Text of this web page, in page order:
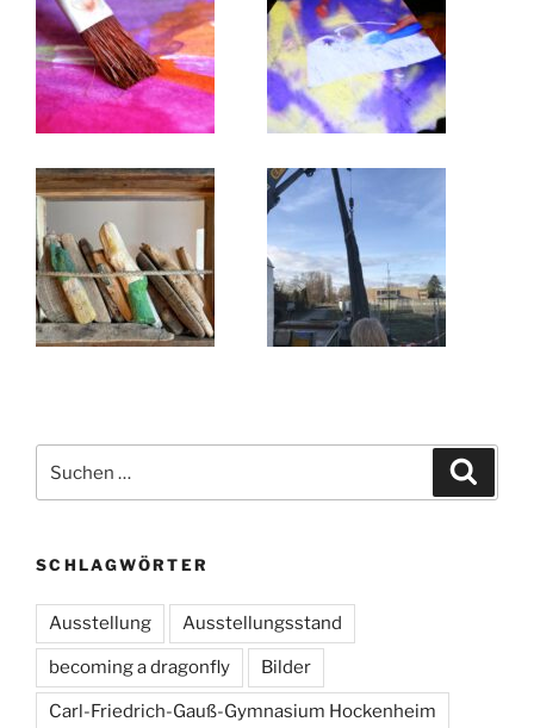
nach:
SCHLAGWÖRTER
Ausstellung Ausstellungsstand
becoming a dragonfly Bilder
Carl-Friedrich-Gauß-Gymnasium Hockenheim